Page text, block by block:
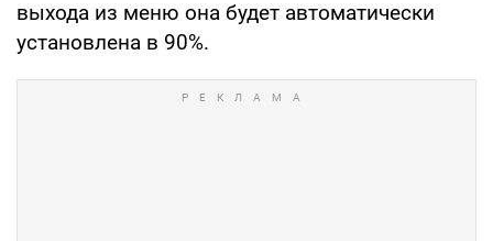
выхода из меню она будет автоматически
установлена в 90%.